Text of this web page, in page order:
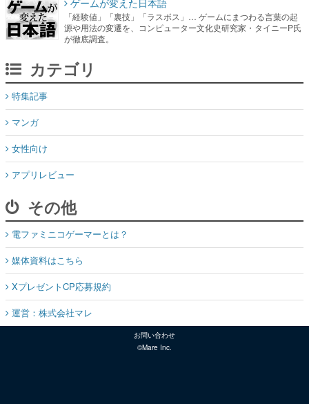
ゲームが変えた日本語
「経験値」「裏技」「ラスボス」… ゲームにまつわる言葉の起
源や用法の変遷を、コンピューター文化史研究家・タイニーP氏
が徹底調査。
カテゴリ
特集記事
マンガ
女性向け
アプリレビュー
その他
電ファミニコゲーマーとは？
媒体資料はこちら
XプレゼントCP応募規約
運営：株式会社マレ
お問い合わせ
©Mare Inc.